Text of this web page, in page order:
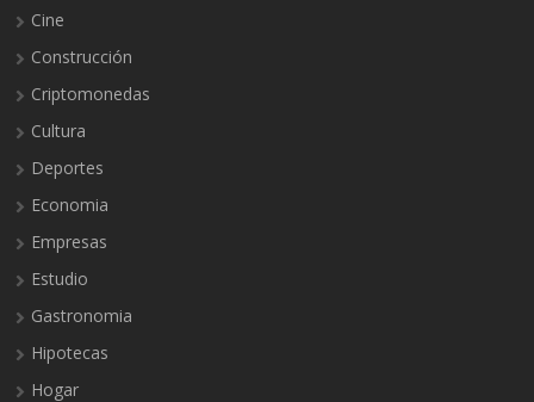
Cine
Construcción
Criptomonedas
Cultura
Deportes
Economia
Empresas
Estudio
Gastronomia
Hipotecas
Hogar